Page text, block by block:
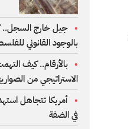
جيل خارج السجل..
بالوجود القانوني
بالأرقام.. كيف
الاستراتيجي من
أمريكا تتجاهل
في الضفة